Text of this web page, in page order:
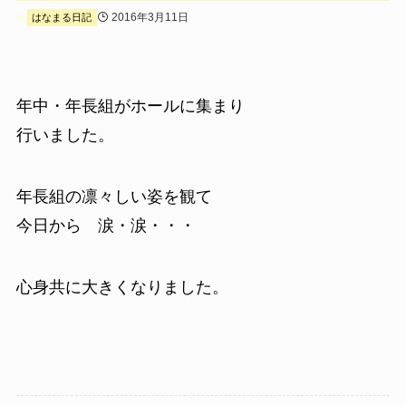
はなまる日記 2016年3月11日
年中・年長組がホールに集まり
行いました。
年長組の凛々しい姿を観て
今日から 涙・涙・・・
心身共に大きくなりました。